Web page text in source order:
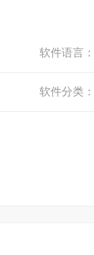
软件语言：
软件分类：